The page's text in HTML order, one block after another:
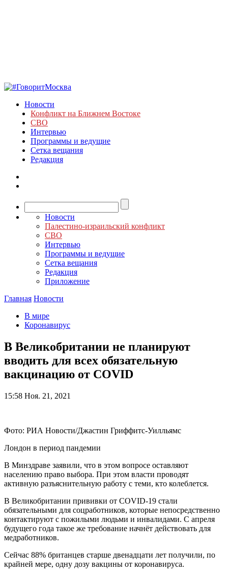
Новости
Конфликт на Ближнем Востоке
СВО
Интервью
Программы и ведущие
Сетка вещания
Редакция
Новости
Палестино-израильский конфликт
СВО
Интервью
Программы и ведущие
Сетка вещания
Редакция
Приложение
Главная Новости
В мире
Коронавирус
В Великобритании не планируют
вводить для всех обязательную
вакцинацию от COVID
15:58 Ноя. 21, 2021
Фото: РИА Новости/Джастин Гриффитс-Уилльямс
Лондон в период пандемии
В Минздраве заявили, что в этом вопросе оставляют
населению право выбора. При этом власти проводят
активную разъяснительную работу с теми, кто колеблется.
В Великобритании прививки от COVID-19 стали
обязательными для соцработников, которые непосредственно
контактируют с пожилыми людьми и инвалидами. С апреля
будущего года такое же требование начнёт действовать для
медработников.
Сейчас 88% британцев старше двенадцати лет получили, по
крайней мере, одну дозу вакцины от коронавируса.